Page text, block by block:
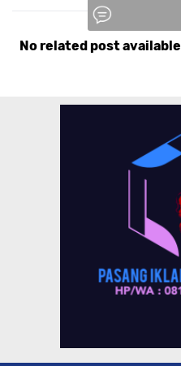
No related post available